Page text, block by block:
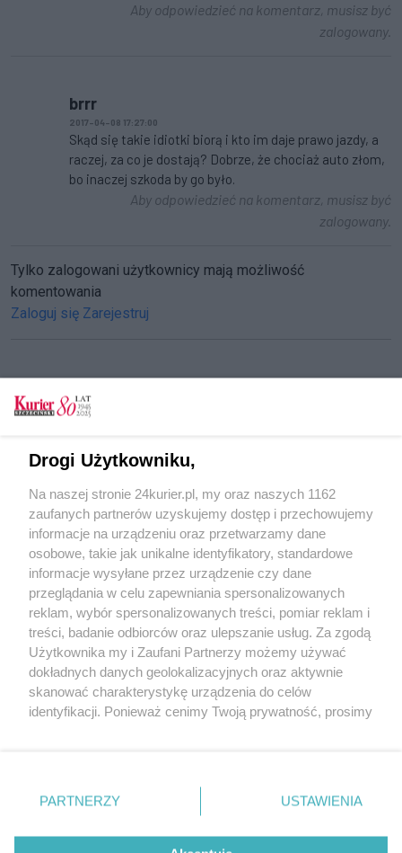
Aby odpowiedzieć na komentarz, musisz być
zalogowany.
brrr
2017-04-08 17:27:00
Skąd się takie idiotki biorą i kto im daje prawo jazdy, a
raczej, za co je dostają? Dobrze, że chociaż auto złom,
bo inaczej szkoda by go było.
Aby odpowiedzieć na komentarz, musisz być
zalogowany.
Tylko zalogowani użytkownicy mają możliwość
komentowania
Zaloguj się Zarejestruj
CZYTAJ TAKŻE
utrudnienia
Ciężarna dachowała autem z dziećmi i mężem
Samochód dachował
POGODA
26℃
Zobacz prognozę na 3 dni
Copyright © 2022 Kurier Szczeciński sp. z o.o.
Wszelkie prawa zastrzeżone
Nota wydawnicza Nota prawna
Drogi Użytkowniku,
Na naszej stronie 24kurier.pl, my oraz naszych 1162
zaufanych partnerów uzyskujemy dostęp i przechowujemy
informacje na urządzeniu oraz przetwarzamy dane
osobowe, takie jak unikalne identyfikatory, standardowe
informacje wysyłane przez urządzenie czy dane
przeglądania w celu zapewniania spersonalizowanych
reklam, wybór spersonalizowanych treści, pomiar reklam i
treści, badanie odbiorców oraz ulepszanie usług. Za zgodą
Użytkownika my i Zaufani Partnerzy możemy używać
dokładnych danych geolokalizacyjnych oraz aktywnie
skanować charakterystykę urządzenia do celów
identyfikacji. Ponieważ cenimy Twoją prywatność, prosimy
prywatności znajdujący się w lewym dolnym rogu strony
. Niektóre rodzaje przetwarzania danych nie wymagają
takiemu przetwarzaniu. Preferencje będą miały
PARTNERZY USTAWIENIA